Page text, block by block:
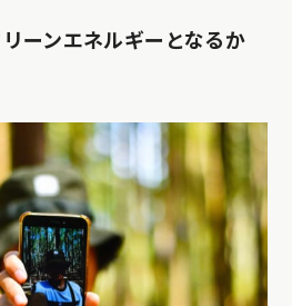
ーンエネルギーとなるか